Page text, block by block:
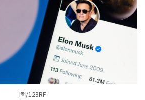
圖/123RF